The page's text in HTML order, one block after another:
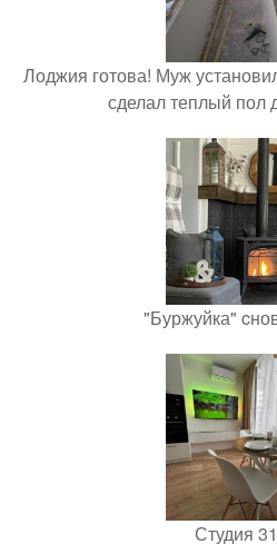
Лоджия готова! Муж
сделал теплый пол
"Буржуйка"
Студия